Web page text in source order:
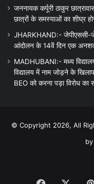
जननायक कर्पूरी ठाकुर
छात्रों के समस्याओं का शीघ्र
JHARKHAND:- जेपीएससी-
आंदोलन के 14वें दिन एक
MADHUBANI:- मध्य
विद्यालय में नाम जोड़ने के
BEO को करना पड़ा विरोध का
© Copyright 2026, All
by